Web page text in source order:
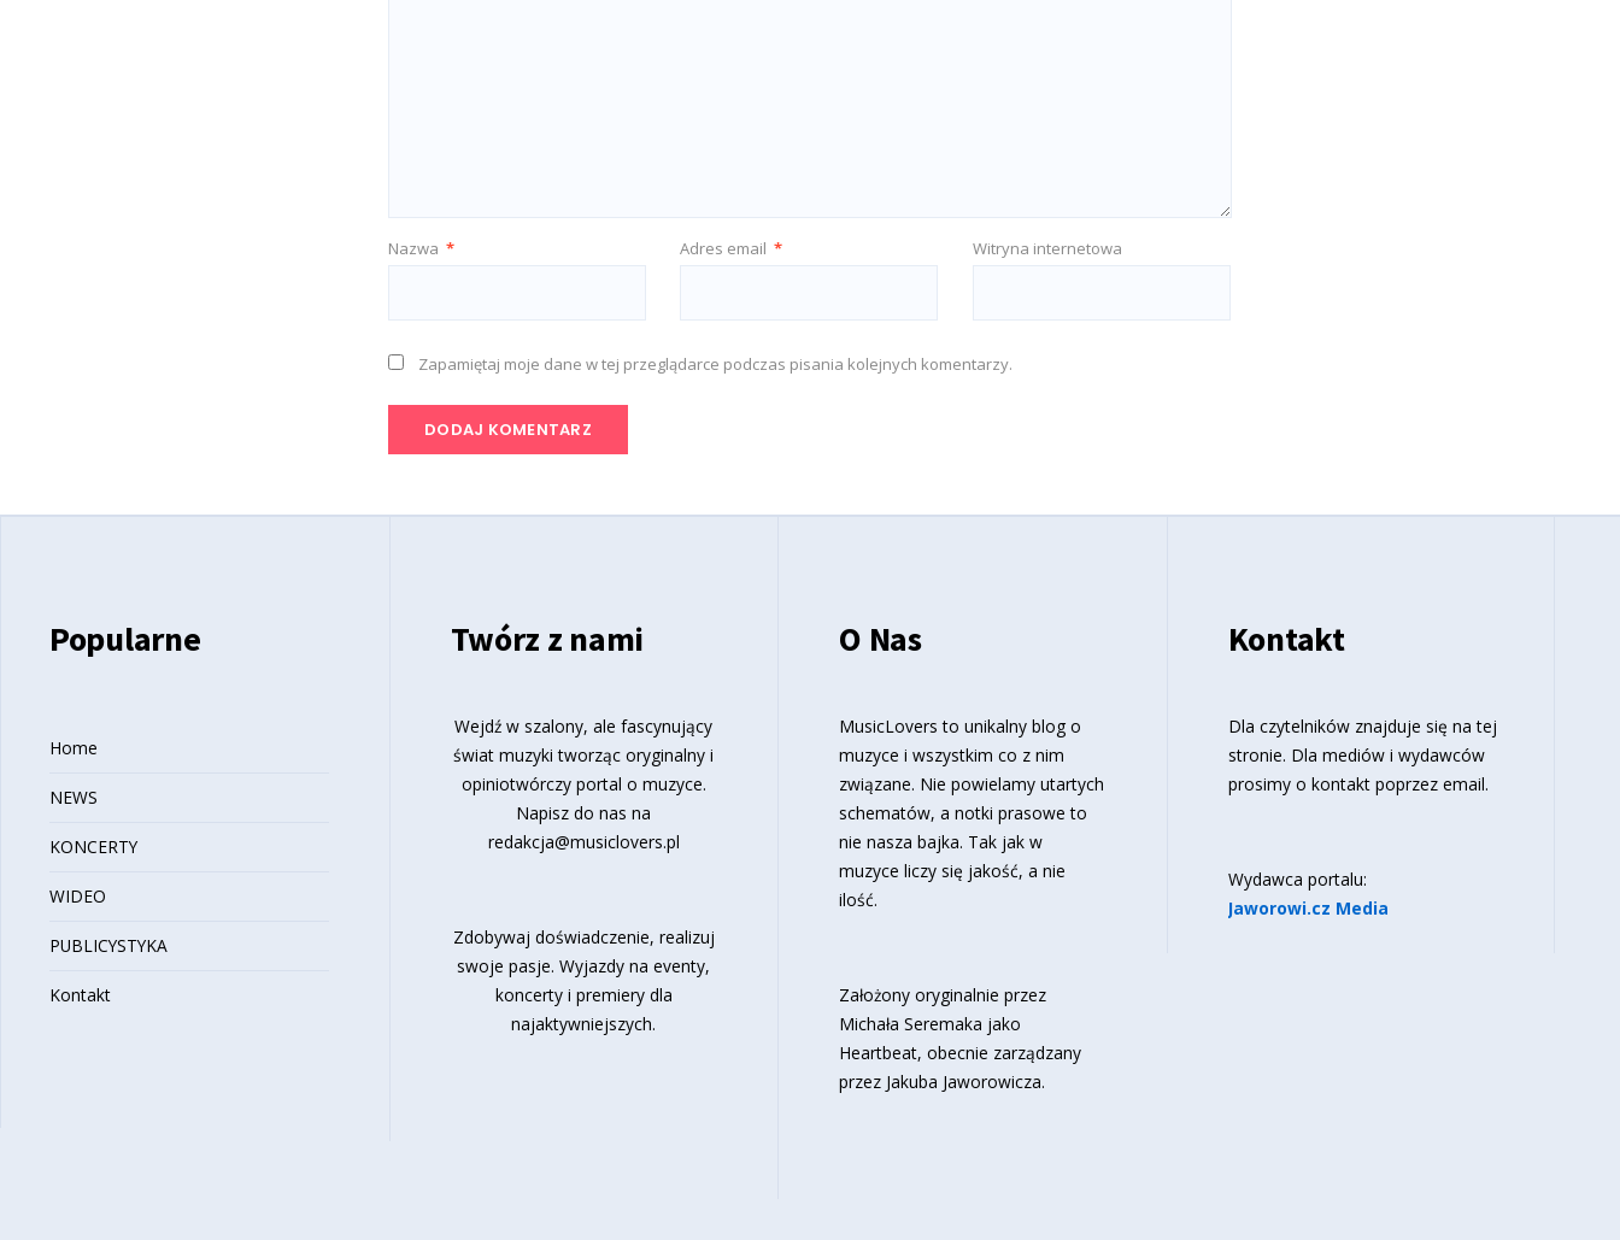
Nazwa * Adres email * Witryna internetowa
Zapamiętaj moje dane w tej przeglądarce podczas pisania kolejnych komentarzy.
Popularne
Home
NEWS
KONCERTY
WIDEO
PUBLICYSTYKA
Kontakt
Twórz z nami
Wejdź w szalony, ale fascynujący
świat muzyki tworząc oryginalny i
opiniotwórczy portal o muzyce.
Napisz do nas na
redakcja@musiclovers.pl
Zdobywaj doświadczenie, realizuj
swoje pasje. Wyjazdy na eventy,
koncerty i premiery dla
najaktywniejszych.
O Nas
MusicLovers to unikalny blog o
muzyce i wszystkim co z nim
związane. Nie powielamy utartych
schematów, a notki prasowe to
nie nasza bajka. Tak jak w
muzyce liczy się jakość, a nie
ilość.
Założony oryginalnie przez
Michała Seremaka jako
Heartbeat, obecnie zarządzany
przez Jakuba Jaworowicza.
Kontakt
Dla czytelników znajduje się na tej
stronie. Dla mediów i wydawców
prosimy o kontakt poprzez email.
Wydawca portalu:
Jaworowi.cz Media